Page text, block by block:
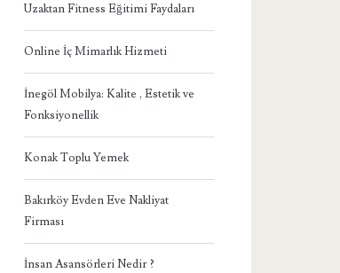
Uzaktan Fitness Eğitimi Faydaları
Online İç Mimarlık Hizmeti
İnegöl Mobilya: Kalite , Estetik ve
Fonksiyonellik
Konak Toplu Yemek
Bakırköy Evden Eve Nakliyat
Firması
İnsan Asansörleri Nedir ?